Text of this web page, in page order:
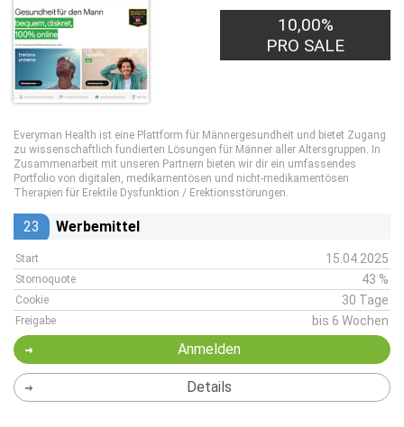
10,00%
PRO SALE
Everyman Health ist eine Plattform für Männergesundheit und bietet Zugang
zu wissenschaftlich fundierten Lösungen für Männer aller Altersgruppen. In
Zusammenarbeit mit unseren Partnern bieten wir dir ein umfassendes
Portfolio von digitalen, medikamentösen und nicht-medikamentösen
Therapien für Erektile Dysfunktion / Erektionsstörungen.
23 Werbemittel
Start 15.04.2025
Stornoquote 43 %
Cookie 30 Tage
Freigabe bis 6 Wochen
Anmelden
Details